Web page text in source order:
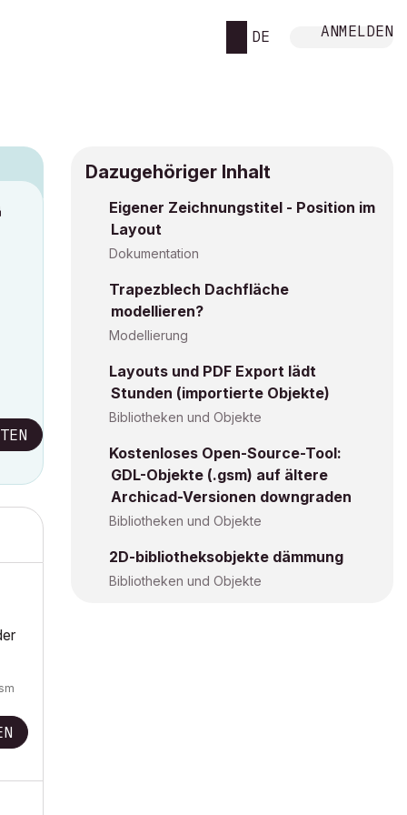
DE ANMELDEN
Dazugehöriger Inhalt
Eigener Zeichnungstitel - Position im
Layout
Dokumentation
Trapezblech Dachfläche
modellieren?
Modellierung
Layouts und PDF Export lädt
Stunden (importierte Objekte)
Bibliotheken und Objekte
Kostenloses Open-Source-Tool:
GDL-Objekte (.gsm) auf ältere
Archicad-Versionen downgraden
Bibliotheken und Objekte
2D-bibliotheksobjekte dämmung
Bibliotheken und Objekte